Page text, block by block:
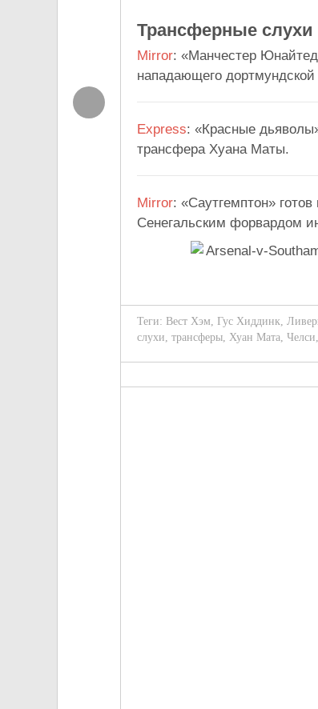
Трансферные слухи
Mirror: «Манчестер
нападающего
Express: «Красные
трансфера Хуана Маты.
Mirror: «Саутгемптон»
Сенегальским форвардом
Теги: Вест Хэм, Гус Хиддинк,
слухи, трансферы, Хуан Мата, Челси,